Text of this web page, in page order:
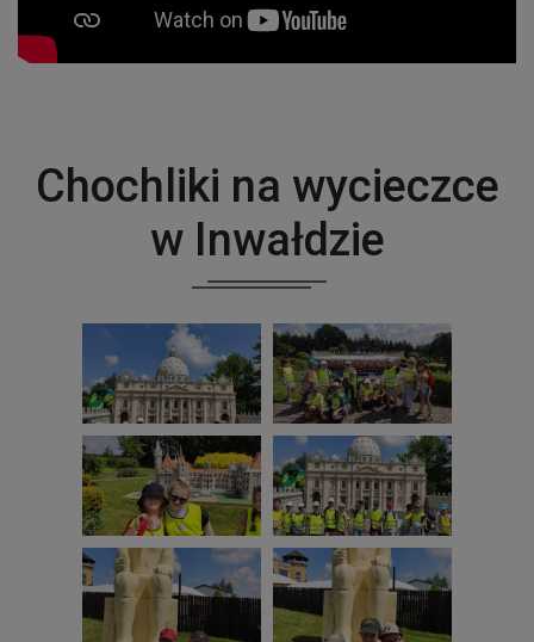
Chochliki na wycieczce
w Inwałdzie